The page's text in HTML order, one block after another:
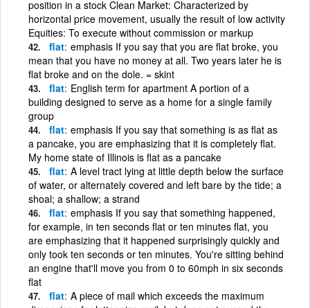
position in a stock Clean Market: Characterized by
horizontal price movement, usually the result of low activity
Equities: To execute without commission or markup
flat emphasis If you say that you are flat broke, you
mean that you have no money at all. Two years later he is
flat broke and on the dole. = skint
flat English term for apartment A portion of a
building designed to serve as a home for a single family
group
flat emphasis If you say that something is as flat as
a pancake, you are emphasizing that it is completely flat.
My home state of Illinois is flat as a pancake
flat A level tract lying at little depth below the surface
of water, or alternately covered and left bare by the tide; a
shoal; a shallow; a strand
flat emphasis If you say that something happened,
for example, in ten seconds flat or ten minutes flat, you
are emphasizing that it happened surprisingly quickly and
only took ten seconds or ten minutes. You're sitting behind
an engine that'll move you from 0 to 60mph in six seconds
flat
flat A piece of mail which exceeds the maximum